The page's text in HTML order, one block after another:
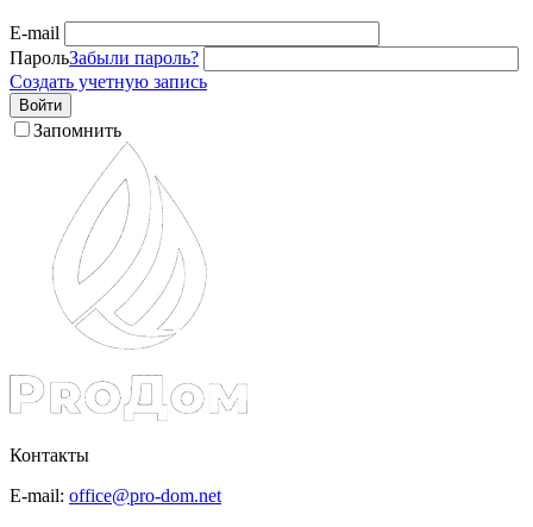
E-mail
ПарольЗабыли пароль?
Создать учетную запись
Войти
Запомнить
Контакты
E-mail: office@pro-dom.net